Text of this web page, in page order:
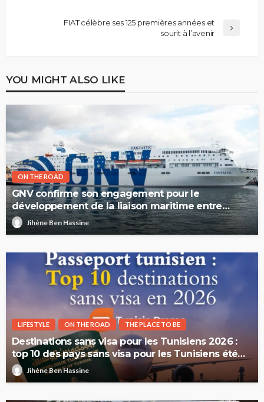
FIAT célèbre ses 125 premières années et
sourit à l’avenir
YOU MIGHT ALSO LIKE
ON THE ROAD
GNV confirme son engagement pour le
développement de la liaison maritime entre
l’Italie et la Tunisie
Jihène Ben Hassine
LIFESTYLE ON THE ROAD THE PLACE TO BE
Destinations sans visa pour les Tunisiens 2026 :
top 10 des pays sans visa pour les Tunisiens été
2026Jihène Ben Hassine